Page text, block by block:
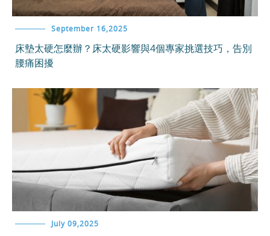
September 16,2025
床墊太硬怎麼辦？床太硬影響與4個專家挑選技巧，告別
腰痛困擾
July 09,2025